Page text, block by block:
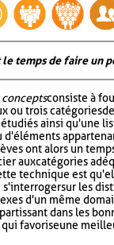
le temps de faire un
conceptsconsiste à
ou trois catégories
ainsi qu'une
d'éléments
ont alors un
aux catégories
technique est
sur les
d'un même
dans les
favorise une